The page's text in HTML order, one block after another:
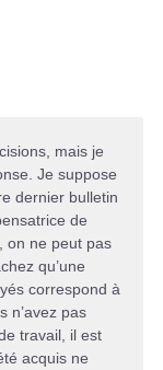
mais je
Je suppose
dernier bulletin
de
on ne peut pas
qu’une
correspond à
n’avez pas
travail, il est
acquis ne